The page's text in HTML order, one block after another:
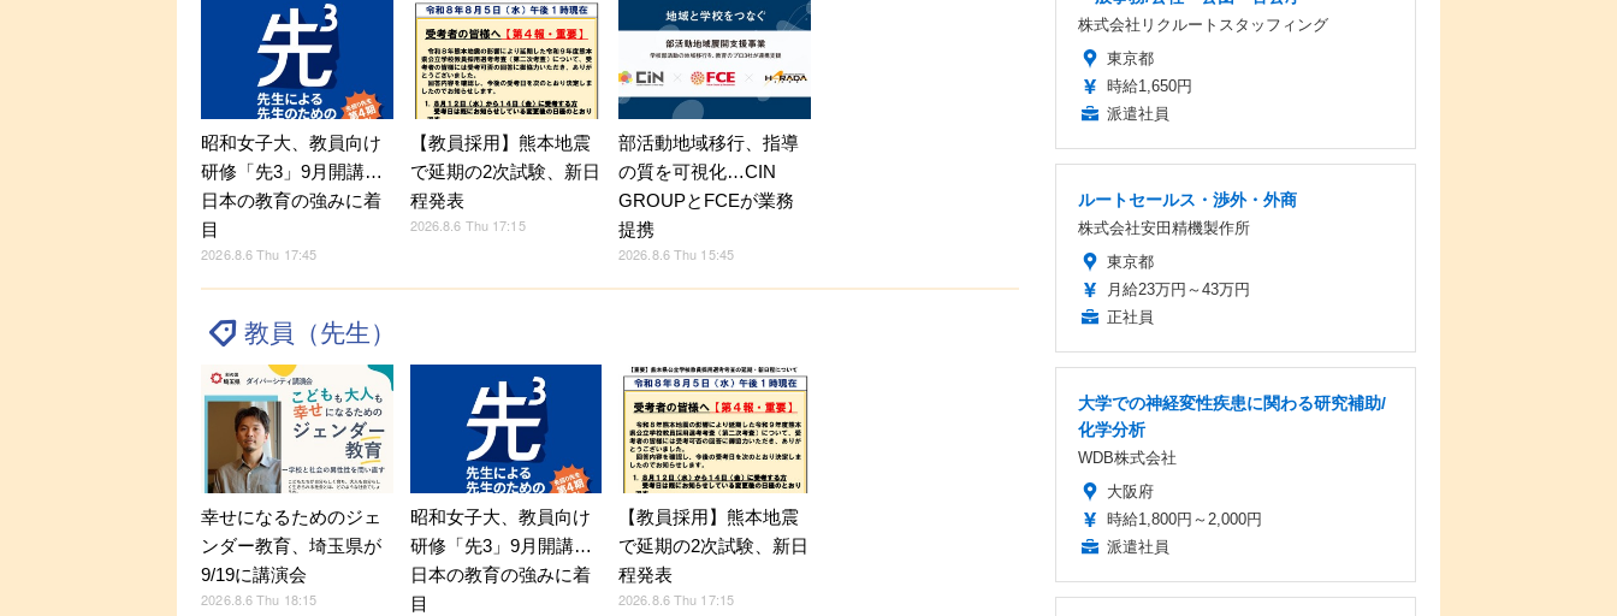
昭和女子大、教員向け
研修「先3」9月開講…
日本の教育の強みに着
目
2026.8.6 Thu 17:45
【教員採用】熊本地震
で延期の2次試験、新日
程発表
2026.8.6 Thu 17:15
部活動地域移行、指導
の質を可視化…CIN
GROUPとFCEが業務
提携
2026.8.6 Thu 15:45
教員（先生）
幸せになるためのジェ
ンダー教育、埼玉県が
9/19に講演会
2026.8.6 Thu 18:15
昭和女子大、教員向け
研修「先3」9月開講…
日本の教育の強みに着
目
【教員採用】熊本地震
で延期の2次試験、新日
程発表
2026.8.6 Thu 17:15
株式会社リクルートスタッフィング
東京都
時給1,650円
派遣社員
ルートセールス・渉外・外商
株式会社安田精機製作所
東京都
月給23万円～43万円
正社員
大学での神経変性疾患に関わる研究補助/
化学分析
WDB株式会社
大阪府
時給1,800円～2,000円
派遣社員